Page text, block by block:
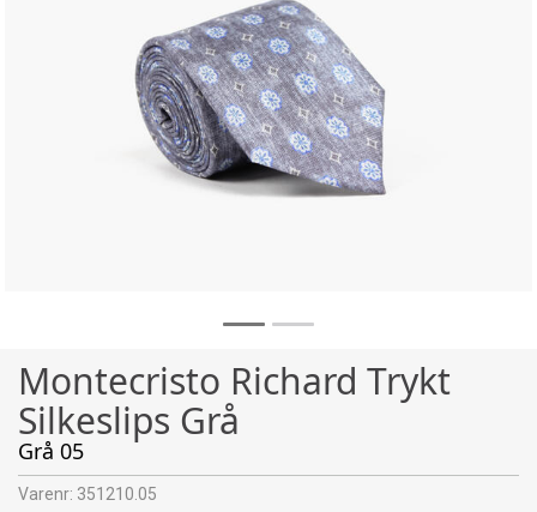
Montecristo Richard Trykt
Silkeslips Grå
Grå 05
Varenr: 351210.05